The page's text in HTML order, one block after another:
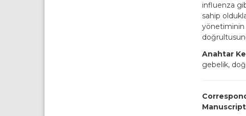
influenza
sahip
yönetiminin
Anahtar
gebelik,